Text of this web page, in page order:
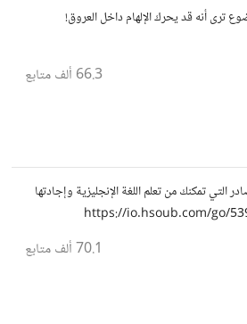
ترى أنه قد يحرك الإلهام داخل العروق!
66.3 ألف متابع
مجتمع يساعد على توفير المصادر التي تمكنك من تعلم اللغة الإنجليزية وإجادتها
70.1 ألف متابع